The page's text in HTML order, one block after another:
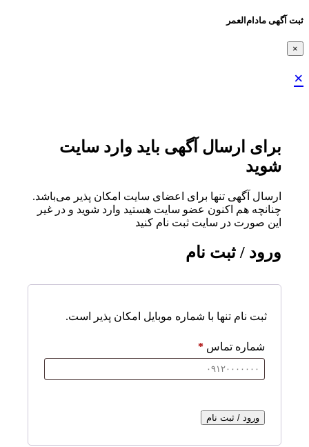
ثبت آگهی مادام‌العمر
×
×
برای ارسال آگهی باید وارد سایت
شوید
ارسال آگهی تنها برای اعضای سایت امکان پذیر می‌باشد.
چنانچه هم‌ اکنون عضو سایت هستید وارد شوید و در غیر
این صورت در سایت ثبت نام کنید
ورود / ثبت نام
ثبت نام تنها با شماره موبایل امکان پذیر است.
شماره تماس *
ورود / ثبت نام